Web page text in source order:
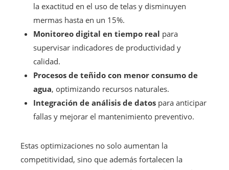
la exactitud en el uso de telas y disminuyen
mermas hasta en un 15%.
Monitoreo digital en tiempo real para
supervisar indicadores de productividad y
calidad.
Procesos de teñido con menor consumo de
agua, optimizando recursos naturales.
Integración de análisis de datos para anticipar
fallas y mejorar el mantenimiento preventivo.
Estas optimizaciones no solo aumentan la
competitividad, sino que además fortalecen la